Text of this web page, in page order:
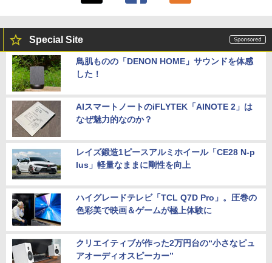
Special Site
鳥肌ものの「DENON HOME」サウンドを体感
した！
AIスマートノートのiFLYTEK「AINOTE 2」は
なぜ魅力的なのか？
レイズ鍛造1ピースアルミホイール「CE28 N-p
lus」軽量なままに剛性を向上
ハイグレードテレビ「TCL Q7D Pro」。圧巻の
色彩美で映画＆ゲームが極上体験に
クリエイティブが作った2万円台の“小さなピュ
アオーディオスピーカー”